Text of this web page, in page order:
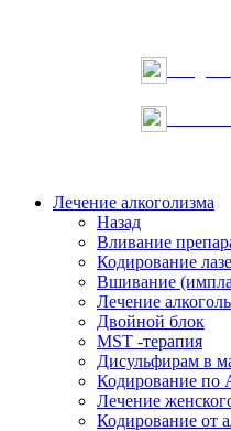
Лечение алкоголизма
Назад
Вливание
Кодирование
Вшивание
Лечение
Двойной блок
MST -терапия
Дисульфирам в
Кодирование по
Лечение
Кодирование от